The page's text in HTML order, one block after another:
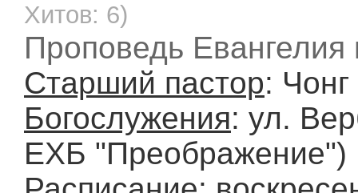
Хитов: 6)
Проповедь
Старший пастор:
Богослужения: ул.
ЕХБ "Преображение")